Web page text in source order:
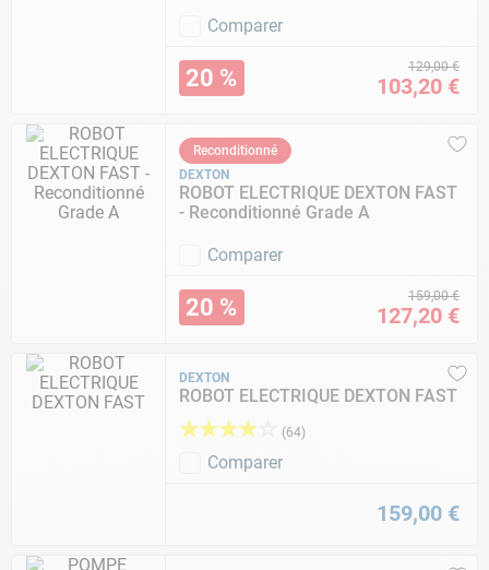
Comparer
129,00 €
103,20 €
20 %
Reconditionné
DEXTON
ROBOT ELECTRIQUE DEXTON FAST
- Reconditionné Grade A
Comparer
159,00 €
127,20 €
20 %
DEXTON
ROBOT ELECTRIQUE DEXTON FAST
★★★★ (64)
Comparer
159,00 €